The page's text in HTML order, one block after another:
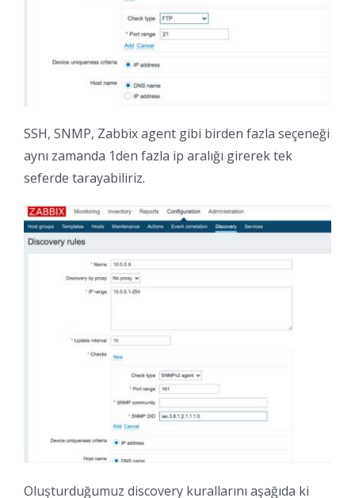
SSH, SNMP, Zabbix agent gibi birden fazla seçeneği
aynı zamanda 1den fazla ip aralığı girerek tek
seferde tarayabiliriz.
Oluşturduğumuz discovery kurallarını aşağıda ki